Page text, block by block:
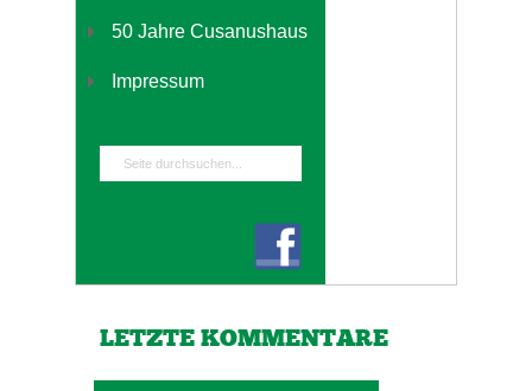
50 Jahre Cusanushaus
Impressum
LETZTE KOMMENTARE